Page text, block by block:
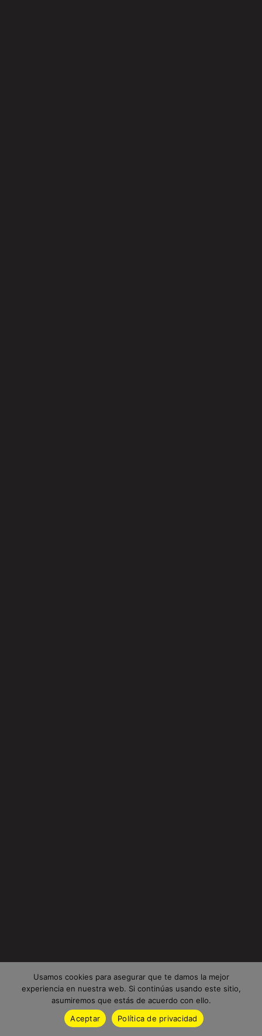
Usamos cookies para asegurar que te damos la mejor
experiencia en nuestra web. Si continúas usando este sitio,
asumiremos que estás de acuerdo con ello.
Aceptar
Política de privacidad